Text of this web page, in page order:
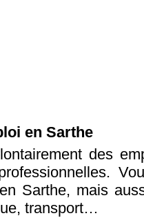
en Sarthe
des
Sarthe, mais
transport…